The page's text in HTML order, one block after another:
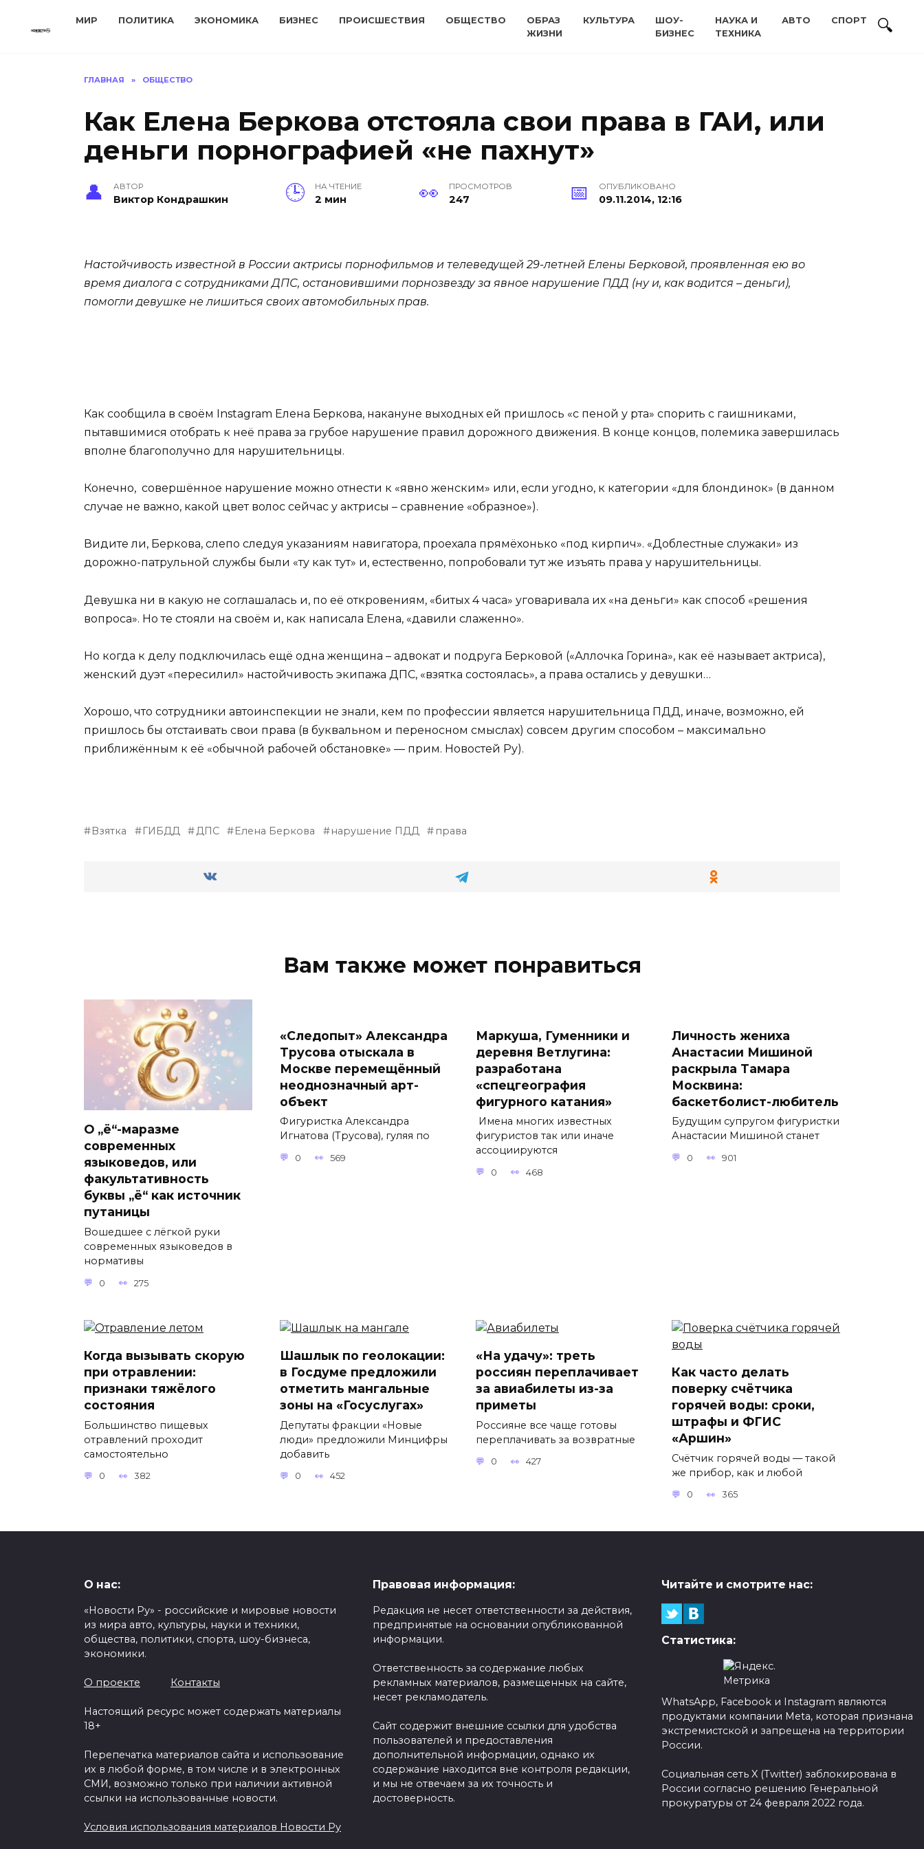
МИР ПОЛИТИКА ЭКОНОМИКА БИЗНЕС ПРОИСШЕСТВИЯ ОБЩЕСТВО
ОБРАЗ
ЖИЗНИ
КУЛЬТУРА
ШОУ-
БИЗНЕС
НАУКА И
ТЕХНИКА
АВТО СПОРТ
ГЛАВНАЯ » ОБЩЕСТВО
Как Елена Беркова отстояла свои права в ГАИ, или
деньги порнографией «не пахнут»
АВТОР
Виктор Кондрашкин
НА ЧТЕНИЕ
2 мин
ПРОСМОТРОВ
247
ОПУБЛИКОВАНО
09.11.2014, 12:16
Настойчивость известной в России актрисы порнофильмов и телеведущей 29-летней Елены Берковой, проявленная ею во
время диалога с сотрудниками ДПС, остановившими порнозвезду за явное нарушение ПДД (ну и, как водится – деньги),
помогли девушке не лишиться своих автомобильных прав.
Как сообщила в своём Instagram Елена Беркова, накануне выходных ей пришлось «с пеной у рта» спорить с гаишниками,
пытавшимися отобрать к неё права за грубое нарушение правил дорожного движения. В конце концов, полемика завершилась
вполне благополучно для нарушительницы.
Конечно, совершённое нарушение можно отнести к «явно женским» или, если угодно, к категории «для блондинок» (в данном
случае не важно, какой цвет волос сейчас у актрисы – сравнение «образное»).
Видите ли, Беркова, слепо следуя указаниям навигатора, проехала прямёхонько «под кирпич». «Доблестные служаки» из
дорожно-патрульной службы были «ту как тут» и, естественно, попробовали тут же изъять права у нарушительницы.
Девушка ни в какую не соглашалась и, по её откровениям, «битых 4 часа» уговаривала их «на деньги» как способ «решения
вопроса». Но те стояли на своём и, как написала Елена, «давили слаженно».
Но когда к делу подключилась ещё одна женщина – адвокат и подруга Берковой («Аллочка Горина», как её называет актриса),
женский дуэт «пересилил» настойчивость экипажа ДПС, «взятка состоялась», а права остались у девушки…
Хорошо, что сотрудники автоинспекции не знали, кем по профессии является нарушительница ПДД, иначе, возможно, ей
пришлось бы отстаивать свои права (в буквальном и переносном смыслах) совсем другим способом – максимально
приближённым к её «обычной рабочей обстановке» — прим. Новостей Ру).
Взятка ГИБДД ДПС Елена Беркова нарушение ПДД права
Вам также может понравиться
О „ё“-маразме
современных
языковедов, или
факультативность
буквы „ё“ как источник
путаницы
Вошедшее с лёгкой руки
современных языковедов в
нормативы
0 275
«Следопыт» Александра
Трусова отыскала в
Москве перемещённый
неоднозначный арт-
объект
Фигуристка Александра
Игнатова (Трусова), гуляя по
0 569
Маркуша, Гуменники и
деревня Ветлугина:
разработана
«спецгеография
фигурного катания»
Имена многих известных
фигуристов так или иначе
ассоциируются
0 468
Личность жениха
Анастасии Мишиной
раскрыла Тамара
Москвина:
баскетболист-любитель
Будущим супругом фигуристки
Анастасии Мишиной станет
0 901
Когда вызывать скорую
при отравлении:
признаки тяжёлого
состояния
Большинство пищевых
отравлений проходит
самостоятельно
0 382
Шашлык по геолокации:
в Госдуме предложили
отметить мангальные
зоны на «Госуслугах»
Депутаты фракции «Новые
люди» предложили Минцифры
добавить
0 452
«На удачу»: треть
россиян переплачивает
за авиабилеты из-за
приметы
Россияне все чаще готовы
переплачивать за возвратные
0 427
Как часто делать
поверку счётчика
горячей воды: сроки,
штрафы и ФГИС
«Аршин»
Счётчик горячей воды — такой
же прибор, как и любой
0 365
О нас:
«Новости Ру» - российские и мировые новости
из мира авто, культуры, науки и техники,
общества, политики, спорта, шоу-бизнеса,
экономики.
О проекте Контакты
Настоящий ресурс может содержать материалы
18+
Перепечатка материалов сайта и использование
их в любой форме, в том числе и в электронных
СМИ, возможно только при наличии активной
ссылки на использованные новости.
Условия использования материалов Новости Ру
Правовая информация:
Редакция не несет ответственности за действия,
предпринятые на основании опубликованной
информации.
Ответственность за содержание любых
рекламных материалов, размещенных на сайте,
несет рекламодатель.
Сайт содержит внешние ссылки для удобства
пользователей и предоставления
дополнительной информации, однако их
содержание находится вне контроля редакции,
и мы не отвечаем за их точность и
достоверность.
Читайте и смотрите нас:
Статистика:
WhatsApp, Facebook и Instagram являются
продуктами компании Meta, которая признана
экстремистской и запрещена на территории
России.
Социальная сеть X (Twitter) заблокирована в
России согласно решению Генеральной
прокуратуры от 24 февраля 2022 года.